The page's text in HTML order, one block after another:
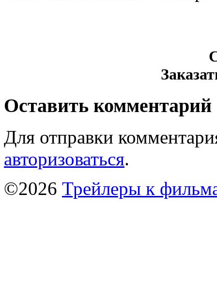
Оставить комментарий
Для отправки
авторизоваться.
©2026 Трейлеры к